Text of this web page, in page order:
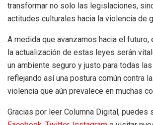
transformar no solo las legislaciones,
actitudes culturales hacia la violencia de
A medida que avanzamos hacia el
la actualización de estas leyes serán
un ambiente seguro y justo para todas
reflejando así una postura común contra
violencia que aún prevalece en muchas
Gracias por leer Columna Digital, puedes